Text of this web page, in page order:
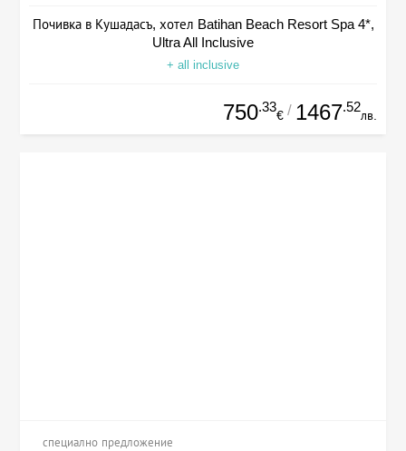
Почивка в Кушадасъ, хотел Batihan Beach Resort Spa 4*,
Ultra All Inclusive
+ all inclusive
750.33
€ / 1467.52
лв.
специално предложение